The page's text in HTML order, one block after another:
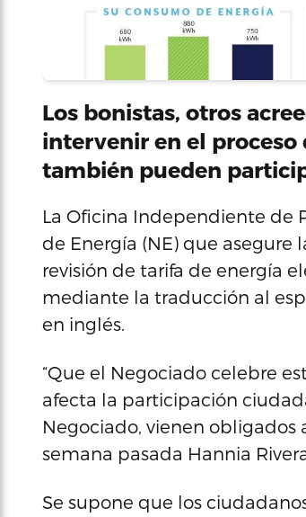
Los bonistas, otros
intervenir en el proceso
también pueden
La Oficina Independiente de
de Energía (NE) que
revisión de tarifa de energía
mediante la traducción al
en inglés.
“Que el Negociado celebre
afecta la participación
Negociado, vienen obligados
semana pasada Hannia
Se supone que los